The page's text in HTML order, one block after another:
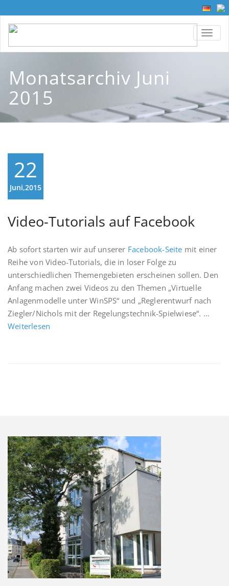
Monatsarchiv Juni
2015
22
Juni,2015
Video-Tutorials auf Facebook
Ab sofort starten wir auf unserer Facebook-Seite mit einer
Reihe von Video-Tutorials, die in loser Folge zu
unterschiedlichen Themengebieten erscheinen sollen. Den
Anfang machen zwei Videos zu den Themen „Virtuelle
Anlagenmodelle unter WinSPS“ und „Reglerentwurf nach
Ziegler/Nichols mit der Regelungstechnik-Spielwiese“. …
Weiterlesen